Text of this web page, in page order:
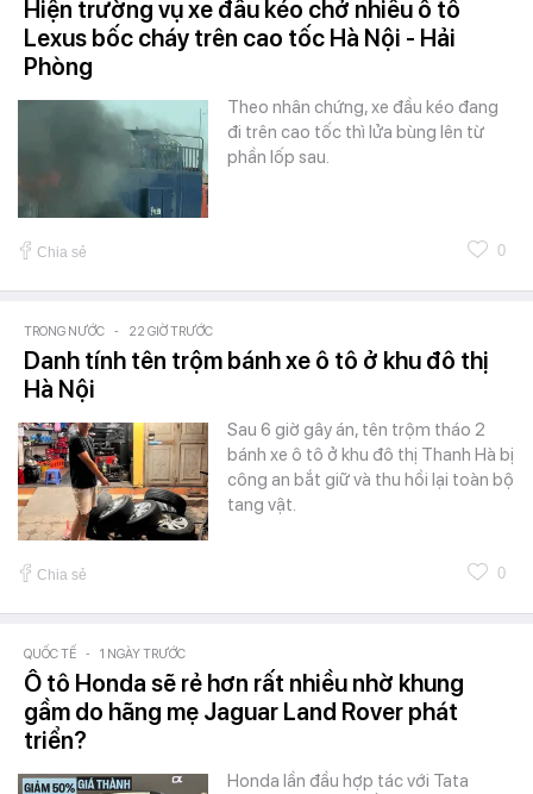
Hiện trường vụ xe đầu kéo chở nhiều ô tô
Lexus bốc cháy trên cao tốc Hà Nội - Hải
Phòng
Theo nhân chứng, xe đầu kéo đang
đi trên cao tốc thì lửa bùng lên từ
phần lốp sau.
Chia sẻ 0
TRONG NƯỚC - 22 GIỜ TRƯỚC
Danh tính tên trộm bánh xe ô tô ở khu đô thị
Hà Nội
Sau 6 giờ gây án, tên trộm tháo 2
bánh xe ô tô ở khu đô thị Thanh Hà bị
công an bắt giữ và thu hồi lại toàn bộ
tang vật.
Chia sẻ 0
QUỐC TẾ - 1 NGÀY TRƯỚC
Ô tô Honda sẽ rẻ hơn rất nhiều nhờ khung
gầm do hãng mẹ Jaguar Land Rover phát
triển?
Honda lần đầu hợp tác với Tata